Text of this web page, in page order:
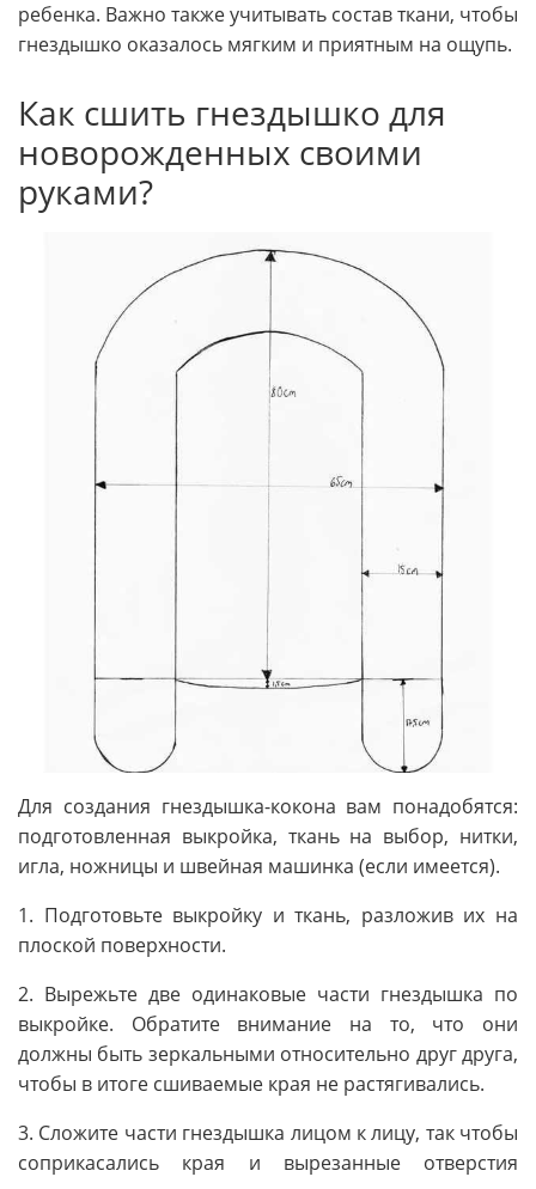
ребенка. Важно также учитывать состав ткани, чтобы
гнездышко оказалось мягким и приятным на ощупь.
Как сшить гнездышко для
новорожденных своими
руками?
Для создания гнездышка-кокона вам понадобятся:
подготовленная выкройка, ткань на выбор, нитки,
игла, ножницы и швейная машинка (если имеется).
1. Подготовьте выкройку и ткань, разложив их на
плоской поверхности.
2. Вырежьте две одинаковые части гнездышка по
выкройке. Обратите внимание на то, что они
должны быть зеркальными относительно друг друга,
чтобы в итоге сшиваемые края не растягивались.
3. Сложите части гнездышка лицом к лицу, так чтобы
соприкасались края и вырезанные отверстия